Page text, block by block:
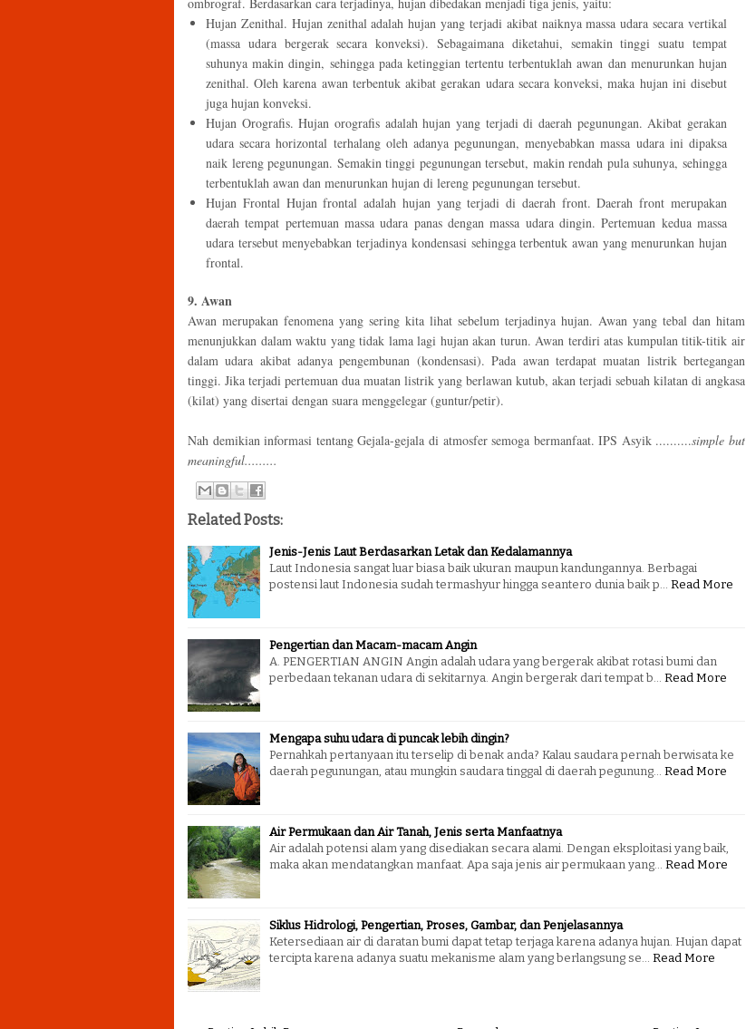
Hujan Zenithal. Hujan zenithal adalah hujan yang terjadi akibat naiknya massa udara secara vertikal
(massa udara bergerak secara konveksi). Sebagaimana diketahui, semakin tinggi suatu tempat
suhunya makin dingin, sehingga pada ketinggian tertentu terbentuklah awan dan menurunkan hujan
zenithal. Oleh karena awan terbentuk akibat gerakan udara secara konveksi, maka hujan ini disebut
juga hujan konveksi.
Hujan Orografis. Hujan orografis adalah hujan yang terjadi di daerah pegunungan. Akibat gerakan
udara secara horizontal terhalang oleh adanya pegunungan, menyebabkan massa udara ini dipaksa
naik lereng pegunungan. Semakin tinggi pegunungan tersebut, makin rendah pula suhunya, sehingga
terbentuklah awan dan menurunkan hujan di lereng pegunungan tersebut.
Hujan Frontal Hujan frontal adalah hujan yang terjadi di daerah front. Daerah front merupakan
daerah tempat pertemuan massa udara panas dengan massa udara dingin. Pertemuan kedua massa
udara tersebut menyebabkan terjadinya kondensasi sehingga terbentuk awan yang menurunkan hujan
frontal.
9. Awan
Awan merupakan fenomena yang sering kita lihat sebelum terjadinya hujan. Awan yang tebal dan hitam
menunjukkan dalam waktu yang tidak lama lagi hujan akan turun. Awan terdiri atas kumpulan titik-titik air
dalam udara akibat adanya pengembunan (kondensasi). Pada awan terdapat muatan listrik bertegangan
tinggi. Jika terjadi pertemuan dua muatan listrik yang berlawan kutub, akan terjadi sebuah kilatan di angkasa
(kilat) yang disertai dengan suara menggelegar (guntur/petir).
Nah demikian informasi tentang Gejala-gejala di atmosfer semoga bermanfaat. IPS Asyik ..........simple but
meaningful.........
Related Posts:
Jenis-Jenis Laut Berdasarkan Letak dan Kedalamannya
Laut Indonesia sangat luar biasa baik ukuran maupun kandungannya. Berbagai
postensi laut Indonesia sudah termashyur hingga seantero dunia baik p…
Read More
Pengertian dan Macam-macam Angin
A. PENGERTIAN ANGIN Angin adalah udara yang bergerak akibat rotasi bumi dan
perbedaan tekanan udara di sekitarnya. Angin bergerak dari tempat b…
Read More
Mengapa suhu udara di puncak lebih dingin?
Pernahkah pertanyaan itu terselip di benak anda? Kalau saudara pernah berwisata ke
daerah pegunungan, atau mungkin saudara tinggal di daerah pegunung…
Read More
Air Permukaan dan Air Tanah, Jenis serta Manfaatnya
Air adalah potensi alam yang disediakan secara alami. Dengan eksploitasi yang baik,
maka akan mendatangkan manfaat. Apa saja jenis air permukaan yang…
Read More
Siklus Hidrologi, Pengertian, Proses, Gambar, dan Penjelasannya
Ketersediaan air di daratan bumi dapat tetap terjaga karena adanya hujan. Hujan dapat
tercipta karena adanya suatu mekanisme alam yang berlangsung se…
Read More